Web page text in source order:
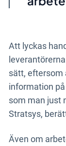
Att lyckas
sätt, eftersom
information
som man just
Stratsys,
Även om